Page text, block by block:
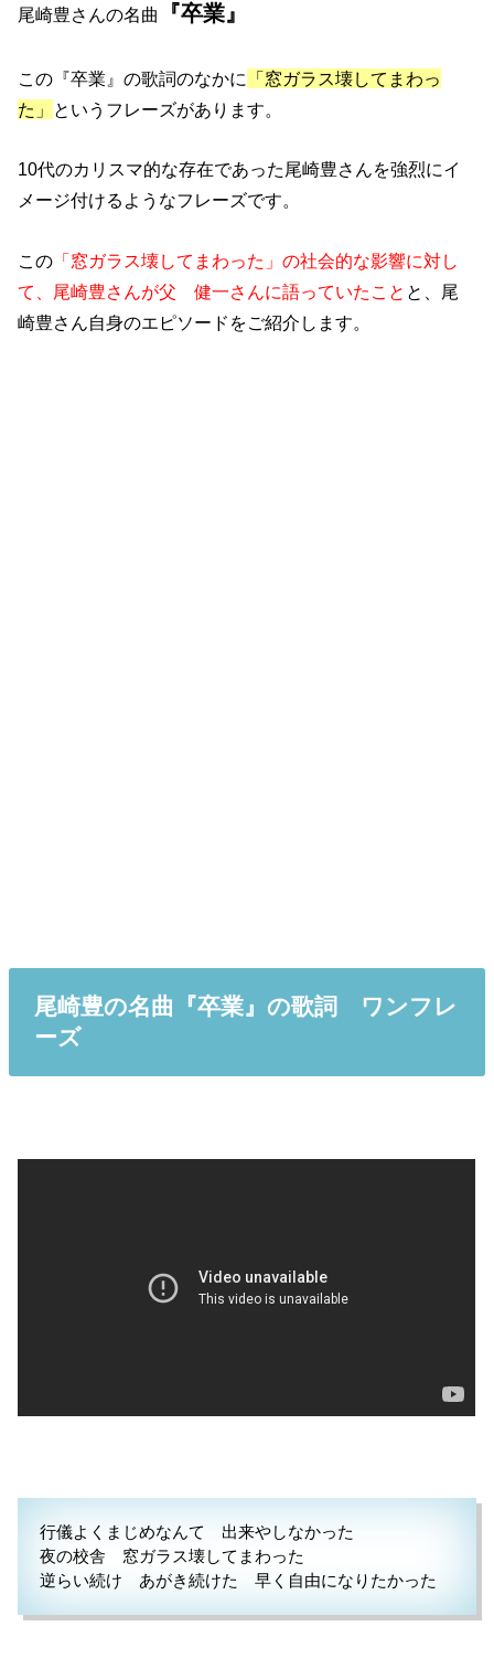
尾崎豊さんの名曲 『卒業』
この『卒業』の歌詞のなかに
「窓ガラス壊してまわっ
た」 というフレーズがあります。
10代のカリスマ的な存在であった尾崎豊さんを強烈にイ
メージ付けるようなフレーズです。
この 「窓ガラス壊してまわった」の社会的な影響に対し
て、尾崎豊さんが父 健一さんに語っていたこと と、尾
崎豊さん自身のエピソードをご紹介します。
尾崎豊の名曲『卒業』の歌詞 ワンフレ
ーズ
行儀よくまじめなんて 出来やしなかった
夜の校舎 窓ガラス壊してまわった
逆らい続け あがき続けた 早く自由になりたかった